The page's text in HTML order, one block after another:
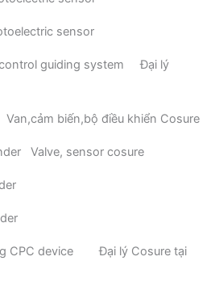
sensor
control guiding system Đại lý
biến,bộ điều khiển Cosure
Valve, sensor cosure
CPC device Đại lý Cosure tại